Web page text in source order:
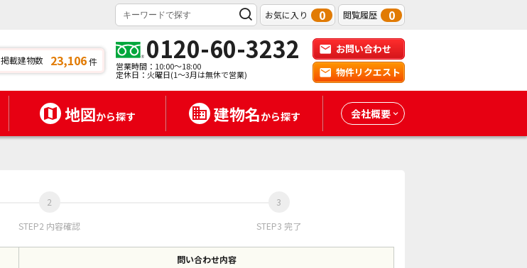
お気に入り 0 閲覧履歴 0
掲載建物数 23,106件 0120-60-3232
営業時間：10:00～18:00
定休日：火曜日(1～3月は無休で営業)
お問い合わせ
物件リクエスト
地図から探す 建物名から探す 会社概要
STEP2 内容確認 STEP3 完了
問い合わせ内容